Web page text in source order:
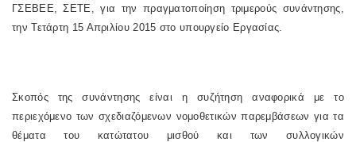
ΓΣΕΒΕΕ, ΣΕΤΕ, για την πραγματοποίηση τριμερούς συνάντησης,
την Τετάρτη 15 Απριλίου 2015 στο υπουργείο Εργασίας.
Σκοπός της συνάντησης είναι η συζήτηση αναφορικά με το
περιεχόμενο των σχεδιαζόμενων νομοθετικών παρεμβάσεων για τα
θέματα του κατώτατου μισθού και των συλλογικών